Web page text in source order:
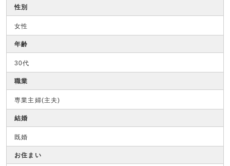
性別
女性
年齢
30代
職業
専業主婦(主夫)
結婚
既婚
お住まい